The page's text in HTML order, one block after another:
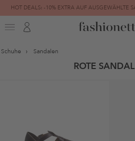
HOT DEALS: -10% EXTRA AUF AUSGEWÄHLTE
FINAL SALE | BIS ZU -80%
Schuhe Sandalen
ROTE